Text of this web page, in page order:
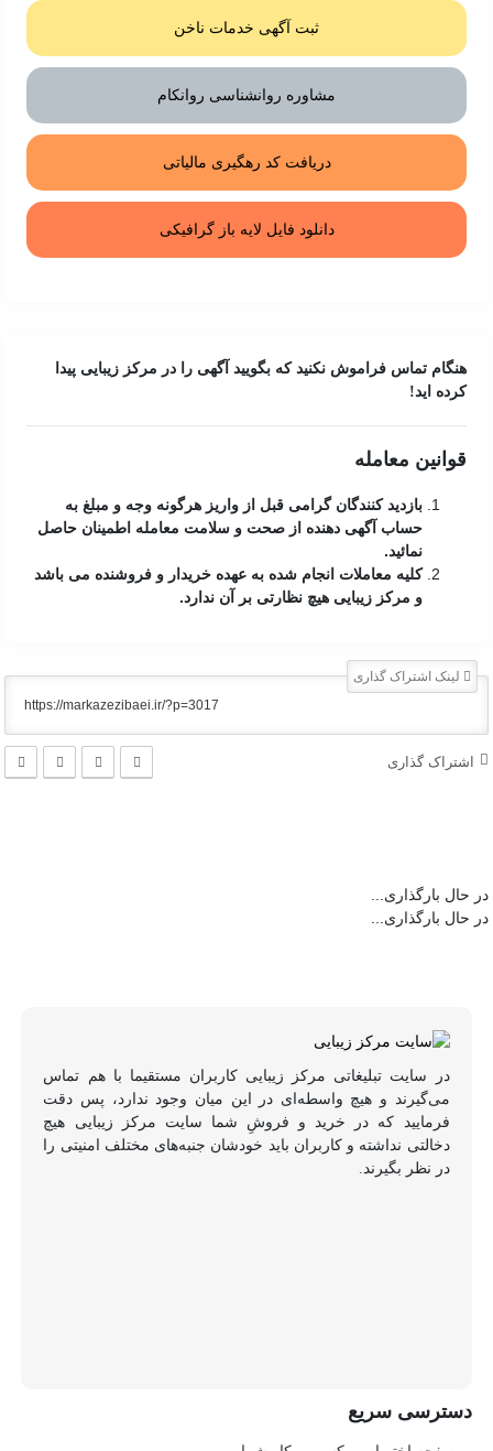
ثبت آگهی خدمات ناخن
مشاوره روانشناسی روانکام
دریافت کد رهگیری مالیاتی
دانلود فایل لایه باز گرافیکی
هنگام تماس فراموش نکنید که بگویید آگهی را در مرکز زیباییپیدا
کرده اید!
قوانین معامله
بازدید کنندگان گرامی قبل از واریز هرگونه وجه و مبلغ به
حساب آگهی دهنده از صحت و سلامت معامله اطمینان حاصل
نمائید.
کلیه معاملات انجام شده به عهده خریدار و فروشنده می باشد
و مرکز زیبایی هیچ نظارتی بر آن ندارد.
لینک اشتراک گذاری
اشتراک گذاری
در حال بارگذاری...
در حال بارگذاری...
در سایت تبلیغاتی مرکز زیبایی کاربران مستقیما با هم تماس
می‌گیرند و هیچ واسطه‌ای در این میان وجود ندارد، پس دقت
فرمایید که در خرید و فروشِ شما سایت مرکز زیبایی هیچ
دخالتی نداشته و کاربران باید خودشان جنبه‌های مختلف امنیتی را
در نظر بگیرند.
دسترسی سریع